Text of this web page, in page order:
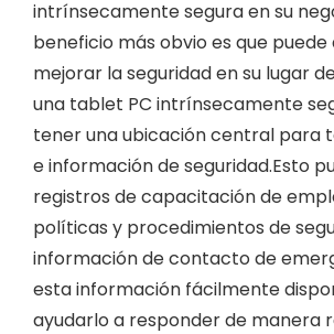
intrínsecamente segura en su
beneficio más obvio es que puede
mejorar la seguridad en su lugar
una tablet PC intrínsecamente
tener una ubicación central para
e información de seguridad.Esto
registros de capacitación de
políticas y procedimientos de
información de contacto de
esta información fácilmente
ayudarlo a responder de manera